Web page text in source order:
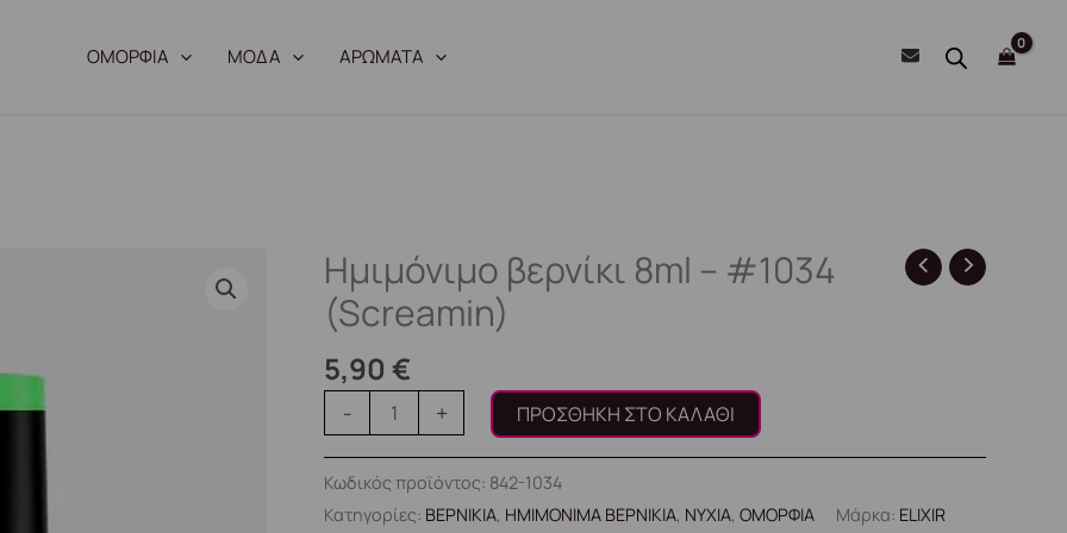
ΟΜΟΡΦΙΑ ΜΟΔΑ ΑΡΩΜΑΤΑ
Ημιμόνιμο βερνίκι 8ml – #1034
(Screamin)
5,90€
-
Ημιμόνιμο
βερνίκι
8ml
–
#1034
(Screamin)
ποσότητα
+ ΠΡΟΣΘΉΚΗ ΣΤΟ ΚΑΛΆΘΙ
Κωδικός προϊόντος: 842-1034
Κατηγορίες: ΒΕΡΝΙΚΙΑ, ΗΜΙΜΟΝΙΜΑ ΒΕΡΝΙΚΙΑ, ΝΥΧΙΑ,ΟΜΟΡΦΙΑ Μάρκα: ELIXIR